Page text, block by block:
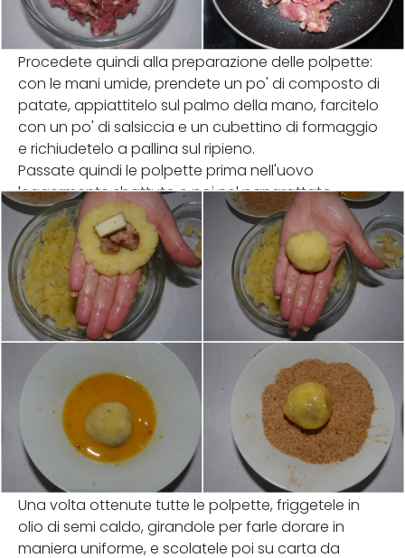
Procedete quindi alla preparazione delle polpette:
con le mani umide, prendete un po' di composto di
patate, appiattitelo sul palmo della mano, farcitelo
con un po' di salsiccia e un cubettino di formaggio
e richiudetelo a pallina sul ripieno.
Passate quindi le polpette prima nell'uovo
leggermente sbattuto e poi nel pangrattato.
Una volta ottenute tutte le polpette, friggetele in
olio di semi caldo, girandole per farle dorare in
maniera uniforme, e scolatele poi su carta da